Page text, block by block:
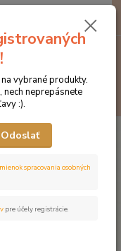
Hľadať
za0 €
Čelenky na uzdečky
vybrané produkty.
neprepásnete
:).
Odoslať
spracovania osobných
pre účely registrácie.